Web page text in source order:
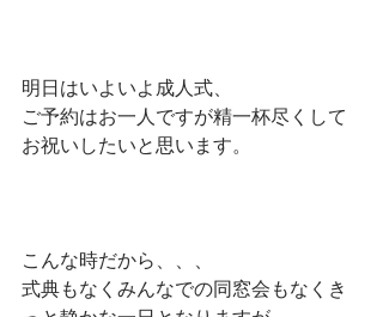
明日はいよいよ成人式、
ご予約はお一人ですが精一杯尽くして
お祝いしたいと思います。
こんな時だから、、、
式典もなくみんなでの同窓会もなくき